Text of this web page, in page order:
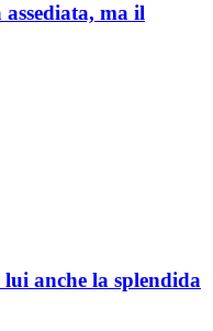
assediata, ma il
anche la splendida